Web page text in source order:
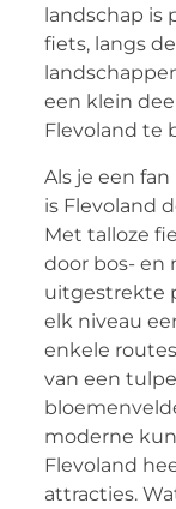
landschap
fiets, langs
een klein
Flevoland te
Als je een
is Flevoland
Met talloze
door bos- en
uitgestrekte
elk niveau
enkele
van een
moderne
Flevoland
attracties.